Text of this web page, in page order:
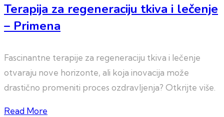
Terapija za regeneraciju tkiva i lečenje
– Primena
Fascinantne terapije za regeneraciju tkiva i lečenje
otvaraju nove horizonte, ali koja inovacija može
drastično promeniti proces ozdravljenja? Otkrijte više.
Read More